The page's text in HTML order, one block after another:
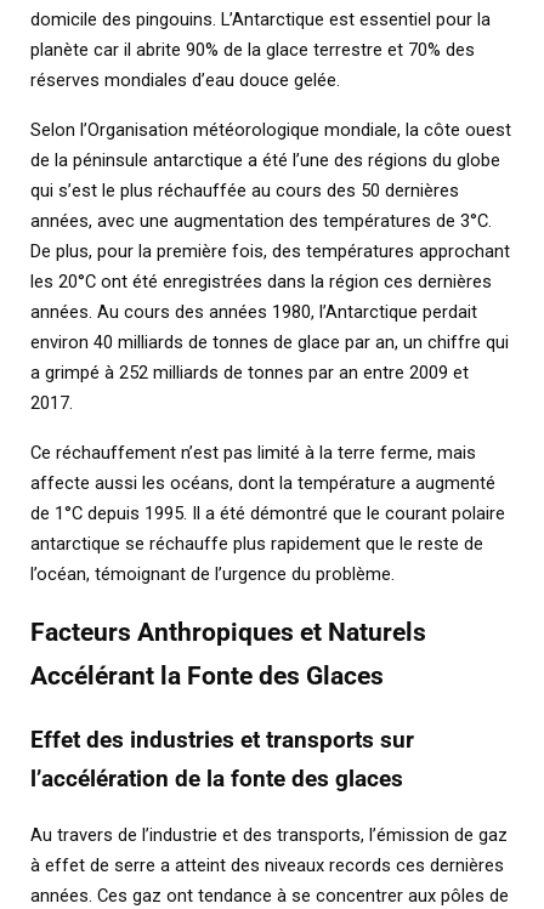
domicile des pingouins. L’Antarctique est essentiel pour la
planète car il abrite 90% de la glace terrestre et 70% des
réserves mondiales d’eau douce gelée.
Selon l’Organisation météorologique mondiale, la côte ouest
de la péninsule antarctique a été l’une des régions du globe
qui s’est le plus réchauffée au cours des 50 dernières
années, avec une augmentation des températures de 3°C.
De plus, pour la première fois, des températures approchant
les 20°C ont été enregistrées dans la région ces dernières
années. Au cours des années 1980, l’Antarctique perdait
environ 40 milliards de tonnes de glace par an, un chiffre qui
a grimpé à 252 milliards de tonnes par an entre 2009 et
2017.
Ce réchauffement n’est pas limité à la terre ferme, mais
affecte aussi les océans, dont la température a augmenté
de 1°C depuis 1995. Il a été démontré que le courant polaire
antarctique se réchauffe plus rapidement que le reste de
l’océan, témoignant de l’urgence du problème.
Facteurs Anthropiques et Naturels
Accélérant la Fonte des Glaces
Effet des industries et transports sur
l’accélération de la fonte des glaces
Au travers de l’industrie et des transports, l’émission de gaz
à effet de serre a atteint des niveaux records ces dernières
années. Ces gaz ont tendance à se concentrer aux pôles de